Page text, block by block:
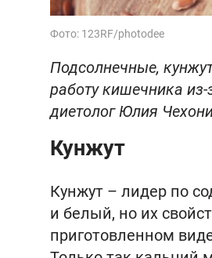
Фото: 123RF/photodee
Подсолнечные,
работу кишечника
диетолог Юлия
Кунжут
Кунжут – лидер по
и белый, но их
приготовленном